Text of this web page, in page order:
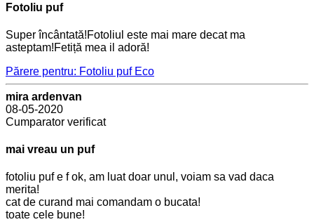
Fotoliu puf
Super încântată!Fotoliul este mai mare decat ma
asteptam!Fetiță mea il adoră!
Părere pentru: Fotoliu puf Eco
mira ardenvan
08-05-2020
Cumparator verificat
mai vreau un puf
fotoliu puf e f ok, am luat doar unul, voiam sa vad daca
merita!
cat de curand mai comandam o bucata!
toate cele bune!